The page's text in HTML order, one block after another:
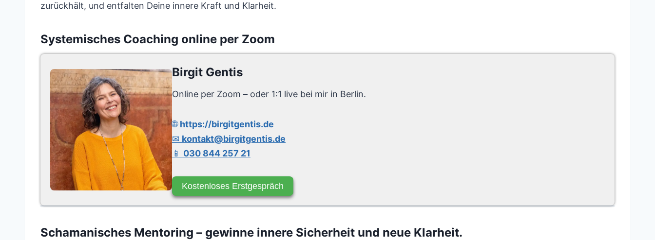
zurückhält, und entfalten Deine innere Kraft und Klarheit.
Systemisches Coaching online per Zoom
Birgit Gentis
Online per Zoom – oder 1:1 live bei mir in Berlin.
🌐https://birgitgentis.de
✉ kontakt@birgitgentis.de
📱 030 844 257 21
Kostenloses Erstgespräch
Schamanisches Mentoring – gewinne innere Sicherheit und neue Klarheit.